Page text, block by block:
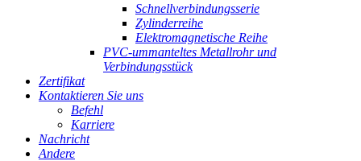
Schnellverbindungsserie
Zylinderreihe
Elektromagnetische Reihe
PVC-ummanteltes Metallrohr und
Verbindungsstück
Zertifikat
Kontaktieren Sie uns
Befehl
Karriere
Nachricht
Andere